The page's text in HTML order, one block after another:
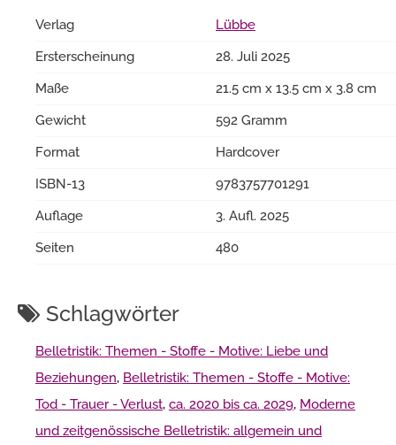
Verlag
Lübbe
Ersterscheinung
28. Juli 2025
Maße
21.5 cm x 13.5 cm x 3.8 cm
Gewicht
592 Gramm
Format
Hardcover
ISBN-13
9783757701291
Auflage
3. Aufl. 2025
Seiten
480
Schlagwörter
Belletristik: Themen - Stoffe - Motive: Liebe und
Beziehungen, Belletristik: Themen - Stoffe - Motive:
Tod - Trauer - Verlust, ca. 2020 bis ca. 2029, Moderne
und zeitgenössische Belletristik: allgemein und